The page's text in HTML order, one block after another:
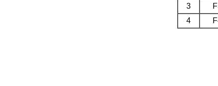
3
4